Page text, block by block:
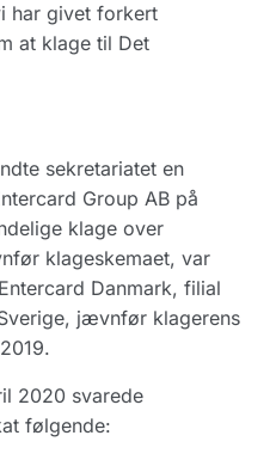
har givet forkert
at klage til Det
sekretariatet en
Group AB på
klage over
klageskemaet, var
Danmark, filial
jævnfør klagerens
2020 svarede
følgende: